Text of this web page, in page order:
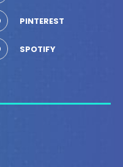
PINTEREST
SPOTIFY